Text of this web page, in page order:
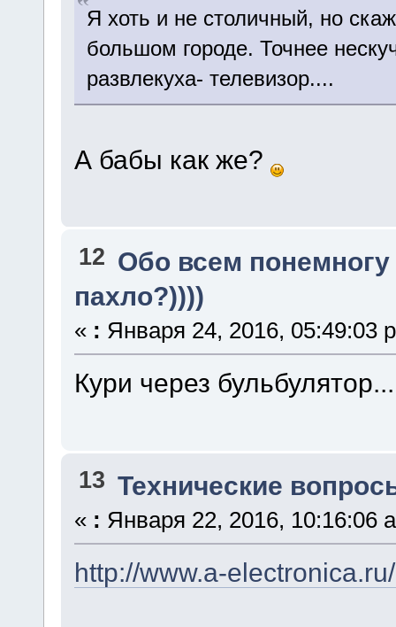
Я хоть и не столичный, но
большом городе. Точнее
развлекуха- телевизор....
А бабы как же?
12 Обо всем понемногу
пахло?))))
« : Января 24, 2016, 05:49:03
Кури через
13 Технические
« : Января 22, 2016, 10:16:06
http://www.a-